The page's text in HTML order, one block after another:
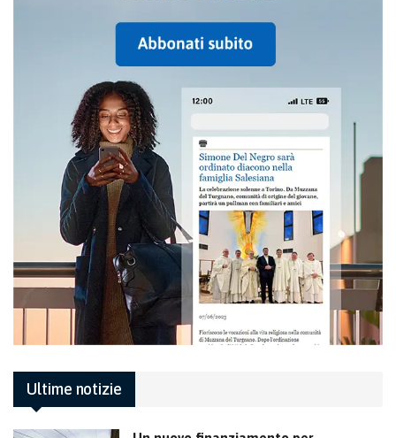
Ultime notizie